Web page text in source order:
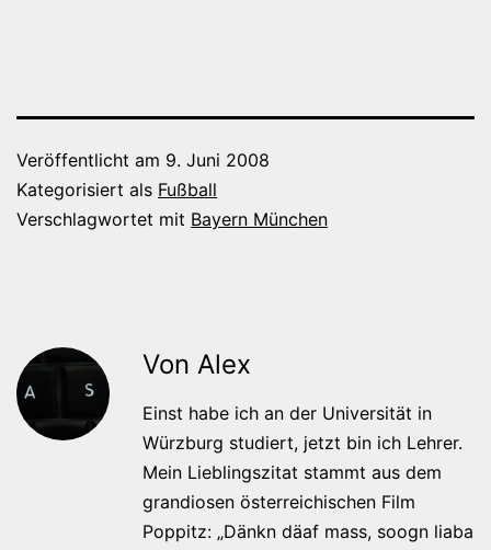
Veröffentlicht am 9. Juni 2008
Kategorisiert als Fußball
Verschlagwortet mit Bayern München
Von Alex
Einst habe ich an der Universität in
Würzburg studiert, jetzt bin ich Lehrer.
Mein Lieblingszitat stammt aus dem
grandiosen österreichischen Film
Poppitz: „Dänkn däaf mass, soogn liaba